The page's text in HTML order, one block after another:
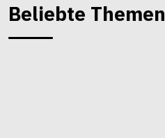
Beliebte Themen